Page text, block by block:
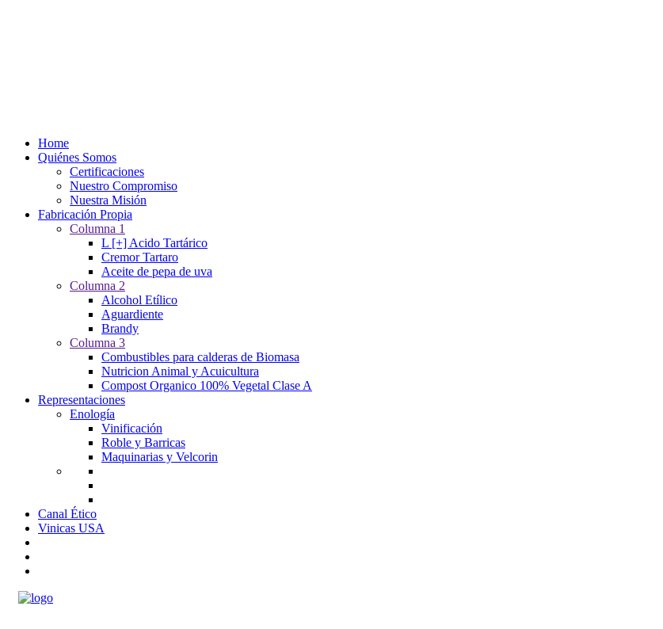
Home
Quiénes Somos
Certificaciones
Nuestro Compromiso
Nuestra Misión
Fabricación Propia
Columna 1
L [+] Acido Tartárico
Cremor Tartaro
Aceite de pepa de uva
Columna 2
Alcohol Etílico
Aguardiente
Brandy
Columna 3
Combustibles para calderas de Biomasa
Nutricion Animal y Acuicultura
Compost Organico 100% Vegetal Clase A
Representaciones
Enología
Vinificación
Roble y Barricas
Maquinarias y Velcorin
Canal Ético
Vinicas USA